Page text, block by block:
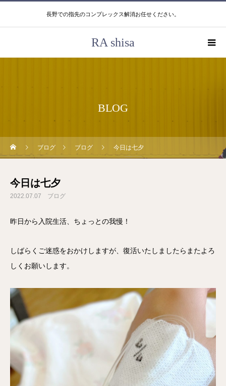
長野での指先のコンプレックス解消お任せください。
RA shisa
BLOG
ブログ ブログ 今日は七夕
今日は七夕
2022.07.07 ブログ
昨日から入院生活、ちょっとの我慢！
しばらくご迷惑をおかけしますが、復活いたしましたらまたよろ
しくお願いします。